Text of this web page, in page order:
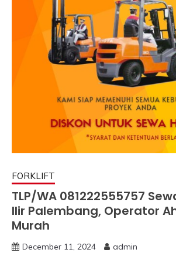
FORKLIFT
TLP/WA 081222555757
Ilir Palembang, Operator
Murah
December 11, 2024 admin